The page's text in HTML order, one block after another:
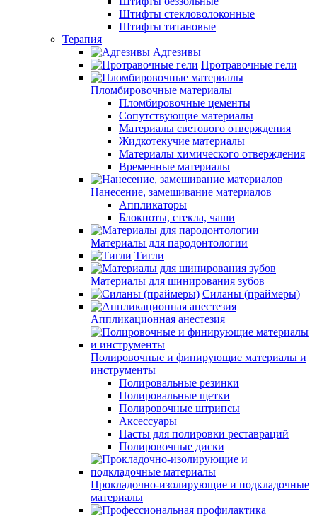
Штифты стекловолоконные
Штифты титановые
Терапия
Адгезивы
Протравочные гели
Пломбировочные материалы
Пломбировочные цементы
Сопутствующие материалы
Материалы светового отверждения
Жидкотекучие материалы
Материалы химического отверждения
Временные материалы
Нанесение, замешивание материалов
Аппликаторы
Блокноты, стекла, чаши
Материалы для пародонтологии
Тигли
Материалы для шинирования зубов
Силаны (праймеры)
Аппликационная анестезия
Полировочные и финирующие материалы и
инструменты
Полировальные резинки
Полировальные щетки
Полировочные штрипсы
Аксессуары
Пасты для полировки реставраций
Полировочные диски
Прокладочно-изолирующие и подкладочные
материалы